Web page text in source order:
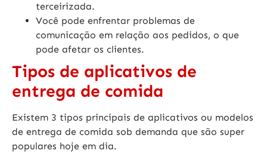
terceirizada.
Você pode enfrentar problemas de
comunicação em relação aos pedidos, o que
pode afetar os clientes.
Tipos de aplicativos de
entrega de comida
Existem 3 tipos principais de aplicativos ou modelos
de entrega de comida sob demanda que são super
populares hoje em dia.